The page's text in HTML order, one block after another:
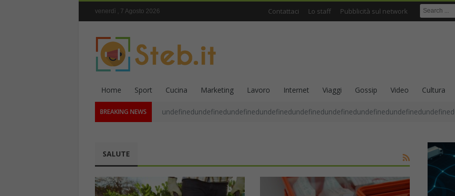
venerdì , 7 Agosto 2026 Contattaci Lo staff Pubblicità sul network
Home Sport Cucina Marketing Lavoro Internet Viaggi Gossip Video Cultura
BREAKING NEWS
SALUTE